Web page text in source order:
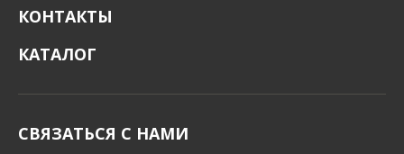
КОНТАКТЫ
КАТАЛОГ
СВЯЗАТЬСЯ С НАМИ